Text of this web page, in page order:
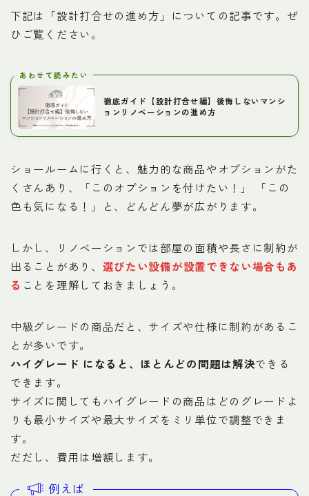
下記は「設計打合せの進め方」についての記事です。ぜ
ひご覧ください。
あわせて読みたい
徹底ガイド【設計打合せ編】後悔しないマンシ
ョンリノベーションの進め方
ショールームに行くと、魅力的な商品やオプションがた
くさんあり、「このオプションを付けたい！」 「この
色も気になる！」と、どんどん夢が広がります。
しかし、リノベーションでは部屋の面積や長さに制約が
出ることがあり、 選びたい設備が設置できない場合もあ
る ことを理解しておきましょう。
中級グレードの商品だと、サイズや仕様に制約があるこ
とが多いです。
ハイグレード になると、ほとんどの問題は解決できる
できます。
サイズに関してもハイグレードの商品はどのグレードよ
りも最小サイズや最大サイズをミリ単位で調整できま
す。
だだし、費用は増額します。
例えば